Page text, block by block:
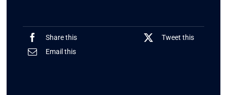
Share this
Tweet this
Email this